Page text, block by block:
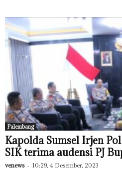
Palembang
Kapolda Sumsel Irjen
SIK terima audensi PJ
venews - 10:29, 4 Desember, 2023